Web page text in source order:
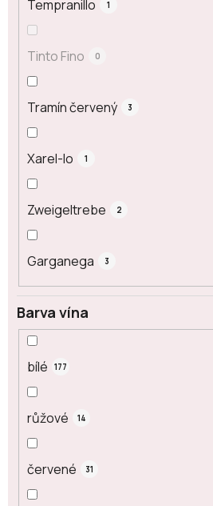
Tempranillo 1
Tinto Fino 0
Tramín červený 3
Xarel-lo 1
Zweigeltrebe 2
Garganega 3
Barva vína
bílé 177
růžové 14
červené 31